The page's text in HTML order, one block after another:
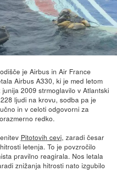
je Airbus in Air France
Airbus A330, ki je med letom
2009 strmoglavilo v Atlantski
ljudi na krovu, sodba pa je
in v celoti odgovorni za
redko.
Pitotovih cevi, zaradi česar
letenja. To je povzročilo
pravilno reagirala. Nos letala
znižanja hitrosti nato izgubilo